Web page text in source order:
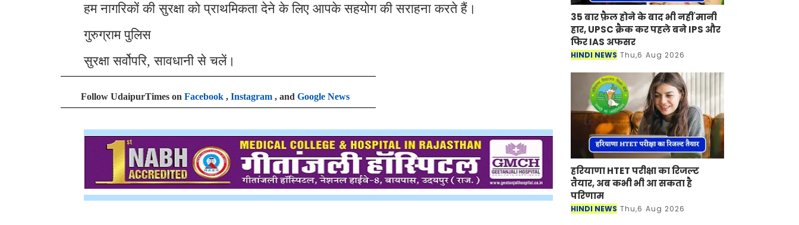
हम नागरिकों की सुरक्षा को प्राथमिकता देने के लिए आपके सहयोग की सराहना करते हैं।
गुरुग्राम पुलिस
सुरक्षा सर्वोपरि, सावधानी से चलें।
Follow UdaipurTimes on Facebook , Instagram , and Google News
35 बार फ़ैल होने के बाद भी नहीं मानी
हार, UPSC क्रैक कर पहले बने IPS और
फिर IAS अफसर
HINDI NEWS Thu,6 Aug 2026
हरियाणा HTET परीक्षा का रिजल्ट
तैयार, अब कभी भी आ सकता है
परिणाम
HINDI NEWS Thu,6 Aug 2026